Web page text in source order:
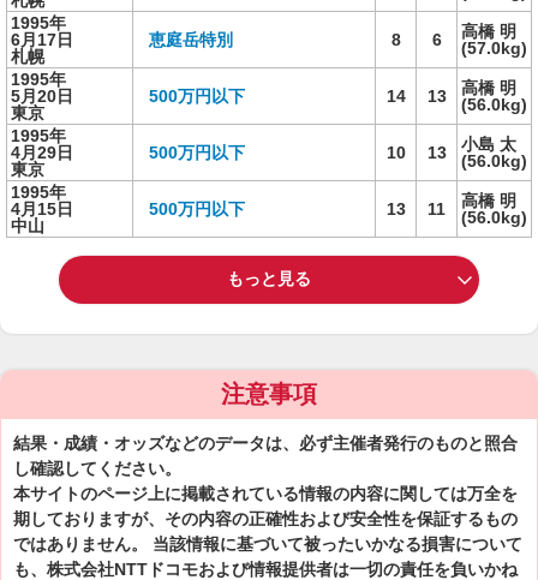
1995年
6月17日
札幌
恵庭岳特別 8 6
高橋 明
(57.0kg)
1995年
5月20日
東京
500万円以下 14 13
高橋 明
(56.0kg)
1995年
4月29日
東京
500万円以下 10 13
小島 太
(56.0kg)
1995年
4月15日
中山
500万円以下 13 11
高橋 明
(56.0kg)
もっと見る
注意事項
結果・成績・オッズなどのデータは、必ず主催者発行のものと照合
し確認してください。
本サイトのページ上に掲載されている情報の内容に関しては万全を
期しておりますが、その内容の正確性および安全性を保証するもの
ではありません。 当該情報に基づいて被ったいかなる損害について
も、株式会社NTTドコモおよび情報提供者は一切の責任を負いかね